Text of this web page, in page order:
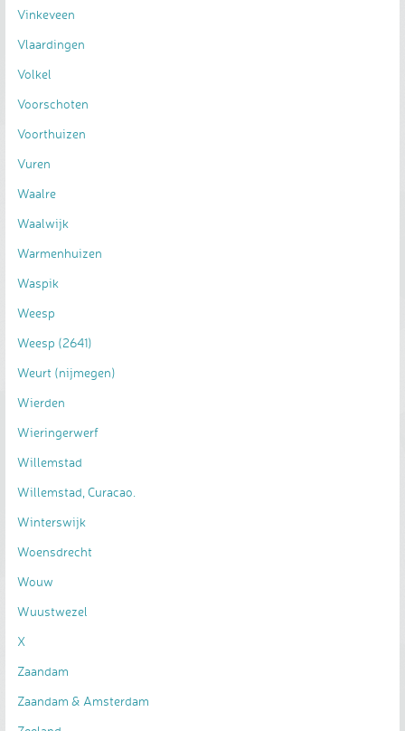
Vinkeveen
Vlaardingen
Volkel
Voorschoten
Voorthuizen
Vuren
Waalre
Waalwijk
Warmenhuizen
Waspik
Weesp
Weesp (2641)
Weurt (nijmegen)
Wierden
Wieringerwerf
Willemstad
Willemstad, Curacao.
Winterswijk
Woensdrecht
Wouw
Wuustwezel
X
Zaandam
Zaandam & Amsterdam